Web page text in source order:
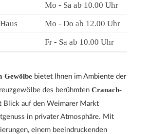
Mo - Sa ab 10.00 Uhr
Mo - Do ab 12.00 Uhr
Fr - Sa ab 10.00 Uhr
Gewölbebietet Ihnen im Ambiente der
des berühmten Cranach-
Blick auf den Weimarer Markt
in privater Atmosphäre. Mit
einem beeindruckenden